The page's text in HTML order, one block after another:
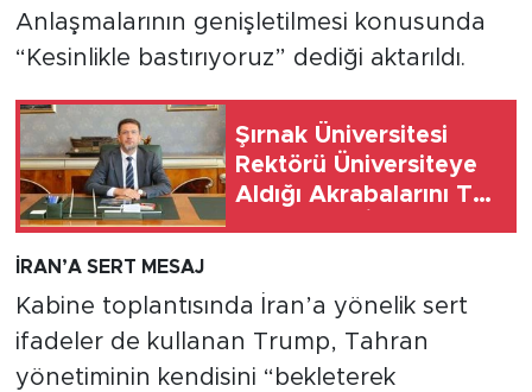
Anlaşmalarının genişletilmesi konusunda
“Kesinlikle bastırıyoruz” dediği aktarıldı.
Şırnak Üniversitesi
Rektörü Üniversiteye
Aldığı Akrabalarını Tek
İRAN’A SERT MESAJ
Kabine toplantısında İran’a yönelik sert
ifadeler de kullanan Trump, Tahran
yönetiminin kendisini “bekleterek